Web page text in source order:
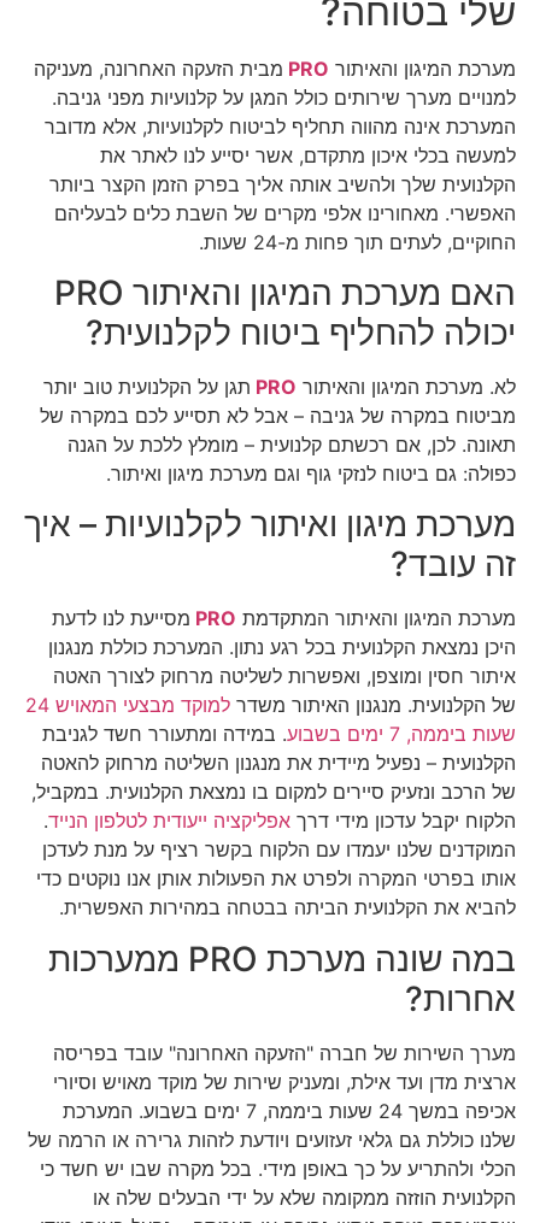
שלי בטוחה?
מערכת המיגון והאיתור PRO מבית הזעקה האחרונה, מעניקה
למנויים מערך שירותים כולל המגן על קלנועיות מפני גניבה.
המערכת אינה מהווה תחליף לביטוח לקלנועיות, אלא מדובר
למעשה בכלי איכון מתקדם, אשר יסייע לנו לאתר את
הקלנועית שלך ולהשיב אותה אליך בפרק הזמן הקצר ביותר
האפשרי. מאחורינו אלפי מקרים של השבת כלים לבעליהם
החוקיים, לעתים תוך פחות מ-24 שעות.
האם מערכת המיגון והאיתור PRO
יכולה להחליף ביטוח לקלנועית?
לא. מערכת המיגון והאיתור PRO תגן על הקלנועית טוב יותר
מביטוח במקרה של גניבה – אבל לא תסייע לכם במקרה של
תאונה. לכן, אם רכשתם קלנועית – מומלץ ללכת על הגנה
כפולה: גם ביטוח לנזקי גוף וגם מערכת מיגון ואיתור.
מערכת מיגון ואיתור לקלנועיות – איך
זה עובד?
מערכת המיגון והאיתור המתקדמת PRO מסייעת לנו לדעת
היכן נמצאת הקלנועית בכל רגע נתון. המערכת כוללת מנגנון
איתור חסין ומוצפן, ואפשרות לשליטה מרחוק לצורך האטה
של הקלנועית. מנגנון האיתור משדר
למוקד מבצעי המאויש 24
שעות ביממה, 7 ימים בשבוע
. במידה ומתעורר חשד לגניבת
הקלנועית – נפעיל מיידית את מנגנון השליטה מרחוק להאטה
של הרכב ונזעיק סיירים למקום בו נמצאת הקלנועית. במקביל,
הלקוח יקבל עדכון מידי דרך אפליקציה ייעודית לטלפון הנייד.
המוקדנים שלנו יעמדו עם הלקוח בקשר רציף על מנת לעדכן
אותו בפרטי המקרה ולפרט את הפעולות אותן אנו נוקטים כדי
להביא את הקלנועית הביתה בבטחה במהירות האפשרית.
במה שונה מערכת PRO ממערכות
אחרות?
מערך השירות של חברה "הזעקה האחרונה" עובד בפריסה
ארצית מדן ועד אילת, ומעניק שירות של מוקד מאויש וסיורי
אכיפה במשך 24 שעות ביממה, 7 ימים בשבוע. המערכת
שלנו כוללת גם גלאי זעזועים ויודעת לזהות גרירה או הרמה של
הכלי ולהתריע על כך באופן מידי. בכל מקרה שבו יש חשד כי
הקלנועית הוזזה ממקומה שלא על ידי הבעלים שלה או